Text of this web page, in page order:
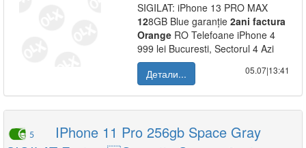
SIGILAT: iPhone 13 PRO MAX
128GB Blue garanție 2ani factura
Orange RO Telefoane iPhone 4
999 lei Bucuresti, Sectorul 4 Azi
Детали...
05.07|13:41
5
IPhone 11 Pro 256gb Space Gray